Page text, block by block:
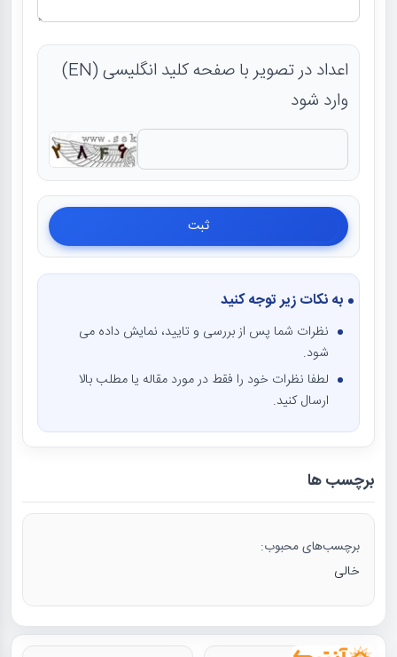
اعداد در تصویر با صفحه کلید انگلیسی (EN)
وارد شود
به نکات زیر توجه کنید
نظرات شما پس از بررسی و تایید، نمایش داده می
شود.
لطفا نظرات خود را فقط در مورد مقاله یا مطلب بالا
ارسال کنید.
برچسب ها
برچسب‌های محبوب:
خالی